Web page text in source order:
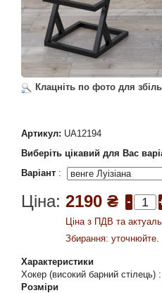
Клацніть по фото для
Артикул: UA12194
Виберіть цікавий для Вас
Варіант :
Ціна: 2190 ₴
Ціна з ПДВ та
Збирання: уточнюйте.
Характеристики
Хокер (високий барний стілець) :
Розміри